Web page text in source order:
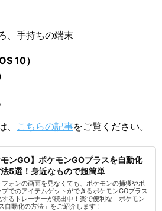
、手持ちの端末
10）
こちらの記事をご覧ください。
モンGO】ポケモンGOプラスを自動化
5選！身近なもので超簡単
フォンの画面を見なくても、ポケモンの捕獲やポ
でのアイテムゲットができるポケモンGOプラス
するトレーナーが続出中！楽で便利な「ポケモン
自動化の方法」をご紹介します！